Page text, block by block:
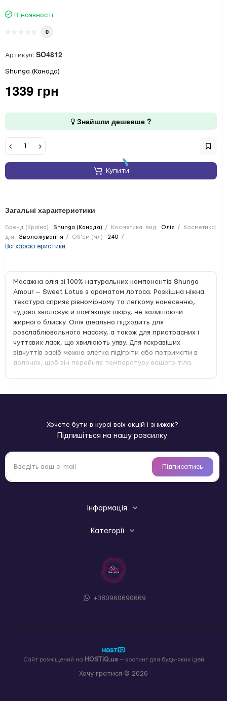
В наявності
0
Артикул: SO4812
Shunga (Канада)
1339 грн
Знайшли дешевше ?
Купити
Загальні характеристики
Бренд (Країна) Shunga (Канада) Косметика: вид Олія
Косметика:
дія
Зволожування Об'єм (мл) 240
Всі характеристики
Масажна олія зі 100% натуральних компонентів Shunga
Amour — Sweet Lotus з ароматом лотоса. Розкішна ніжна
текстура сприяє рівномірному та легкому нанесенню,
чудово зволожує й пом'якшує шкіру, не залишаючи
жирного блиску. Олія ідеально підходить для
розслаблювального масажу, а також для пристрасних і
чуттєвих ласк, що хвилюють уяву. Для яскравіших
відчуттів засіб можна злегка підігріти або потримати в
долонях, щоб він перейняв температуру вашого тіла.
Хочете бути в курсі всіх акцій і знижок?
Підпишіться на нашу розсилку
Підписатись
Інформація
Категорії
+380960690669
Хочу гратися © 2026
Сайт розміщений на HOSTiQ.ua— хостинг для будь-яких ідей